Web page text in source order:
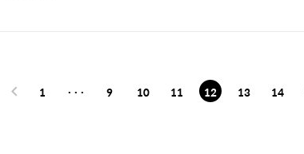
1 ··· 9 10 11 12 13 14